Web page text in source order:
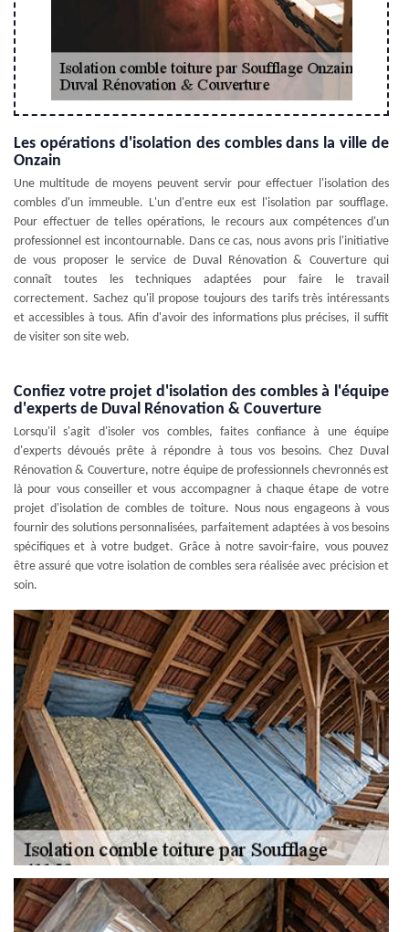
Les opérations d'isolation des combles dans la ville de
Onzain
Une multitude de moyens peuvent servir pour effectuer l'isolation des
combles d'un immeuble. L'un d'entre eux est l'isolation par soufflage.
Pour effectuer de telles opérations, le recours aux compétences d'un
professionnel est incontournable. Dans ce cas, nous avons pris l'initiative
de vous proposer le service de Duval Rénovation & Couverture qui
connaît toutes les techniques adaptées pour faire le travail
correctement. Sachez qu'il propose toujours des tarifs très intéressants
et accessibles à tous. Afin d'avoir des informations plus précises, il suffit
de visiter son site web.
Confiez votre projet d'isolation des combles à l'équipe
d'experts de Duval Rénovation & Couverture
Lorsqu'il s'agit d'isoler vos combles, faites confiance à une équipe
d'experts dévoués prête à répondre à tous vos besoins. Chez Duval
Rénovation & Couverture, notre équipe de professionnels chevronnés est
là pour vous conseiller et vous accompagner à chaque étape de votre
projet d'isolation de combles de toiture. Nous nous engageons à vous
fournir des solutions personnalisées, parfaitement adaptées à vos besoins
spécifiques et à votre budget. Grâce à notre savoir-faire, vous pouvez
être assuré que votre isolation de combles sera réalisée avec précision et
soin.